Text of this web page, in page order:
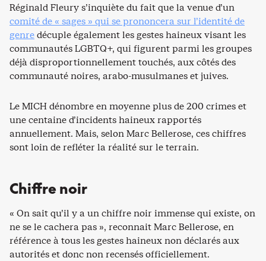
Réginald Fleury s’inquiète du fait que la venue d’un
comité de « sages » qui se prononcera sur l’identité de
genredécuple également les gestes haineux visant les
communautés LGBTQ+, qui figurent parmi les groupes
déjà disproportionnellement touchés, aux côtés des
communauté noires, arabo-musulmanes et juives.
Le MICH dénombre en moyenne plus de 200 crimes et
une centaine d’incidents haineux rapportés
annuellement. Mais, selon Marc Bellerose, ces chiffres
sont loin de refléter la réalité sur le terrain.
Chiffre noir
« On sait qu’il y a un chiffre noir immense qui existe, on
ne se le cachera pas », reconnait Marc Bellerose, en
référence à tous les gestes haineux non déclarés aux
autorités et donc non recensés officiellement.